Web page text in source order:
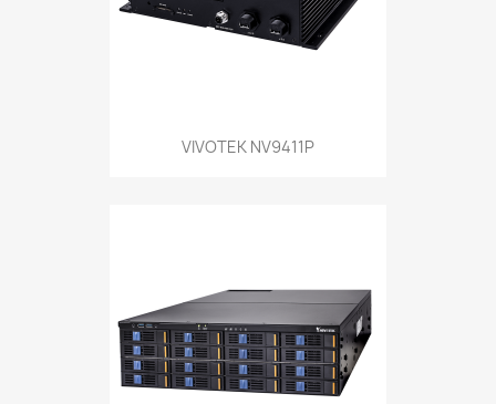
VIVOTEK NV9411P